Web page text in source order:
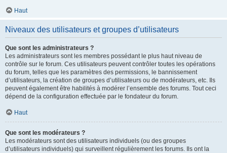
Haut
Niveaux des utilisateurs et groupes d’utilisateurs
Que sont les administrateurs ?
Les administrateurs sont les membres possédant le plus haut niveau de
contrôle sur le forum. Ces utilisateurs peuvent contrôler toutes les opérations
du forum, telles que les paramètres des permissions, le bannissement
d’utilisateurs, la création de groupes d’utilisateurs ou de modérateurs, etc. Ils
peuvent également être habilités à modérer l’ensemble des forums. Tout ceci
dépend de la configuration effectuée par le fondateur du forum.
Haut
Que sont les modérateurs ?
Les modérateurs sont des utilisateurs individuels (ou des groupes
d’utilisateurs individuels) qui surveillent régulièrement les forums. Ils ont la